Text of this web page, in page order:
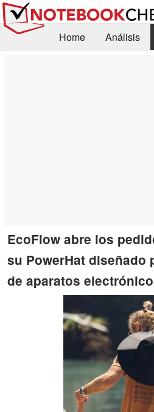
Home Análisis
EcoFlow abre los
su PowerHat diseñado
de aparatos